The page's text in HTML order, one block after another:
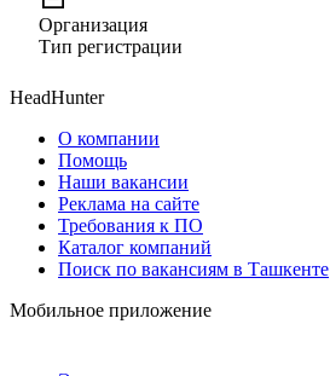
Организация
Тип регистрации
HeadHunter
О компании
Помощь
Наши вакансии
Реклама на сайте
Требования к ПО
Каталог компаний
Поиск по вакансиям в Ташкенте
Мобильное приложение